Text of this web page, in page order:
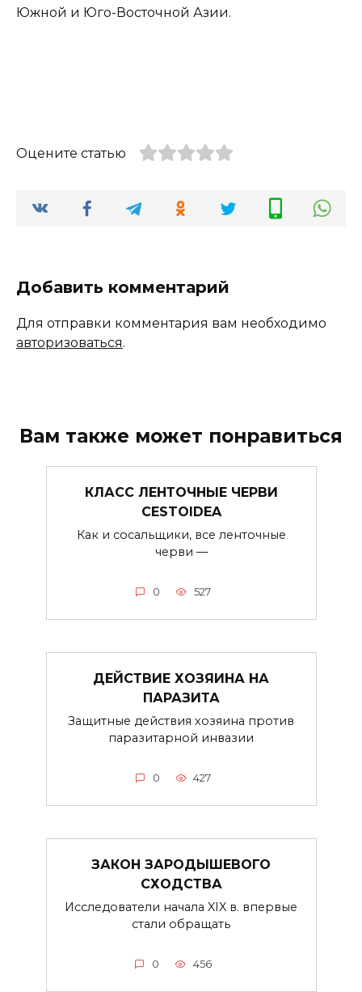
Южной и Юго-Восточной Азии.
Оцените статью
Добавить комментарий
Для отправки комментария вам необходимо
авторизоваться.
Вам также может понравиться
КЛАСС ЛЕНТОЧНЫЕ ЧЕРВИ
CESTOIDEA
Как и сосальщики, все ленточные
черви —
0 527
ДЕЙСТВИЕ ХОЗЯИНА НА
ПАРАЗИТА
Защитные действия хозяина против
паразитарной инвазии
0 427
ЗАКОН ЗАРОДЫШЕВОГО
СХОДСТВА
Исследователи начала XIX в. впервые
стали обращать
0 456